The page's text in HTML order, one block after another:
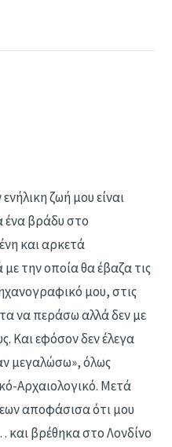
ζωή μου είναι
βράδυ στο
και αρκετά
την οποία θα έβαζα τις
μου, στις
να περάσω αλλά δεν με
Και εφόσον δεν έλεγα
μεγαλώσω», όλως
Αρχαιολογικό. Μετά
αποφάσισα ότι μου
και βρέθηκα στο Λονδίνο